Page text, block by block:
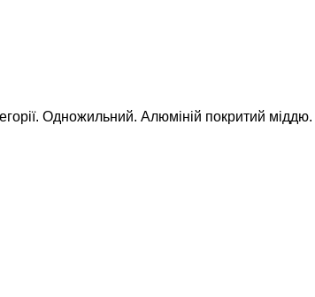
Одножильний. Алюміній покритий міддю.